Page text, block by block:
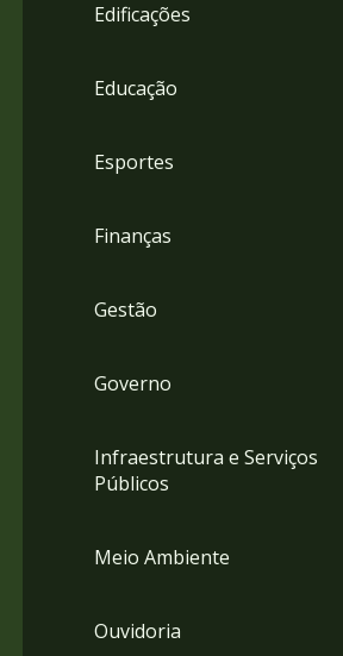
Edificações
Educação
Esportes
Finanças
Gestão
Governo
Infraestrutura e Serviços
Públicos
Meio Ambiente
Ouvidoria